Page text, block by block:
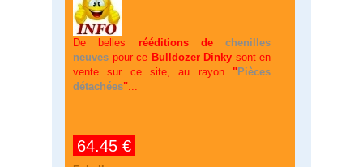
De belles rééditions de chenilles
neuves pour ce Bulldozer Dinky sont en
vente sur ce site, au rayon"Pièces
détachées"...
64.45 €